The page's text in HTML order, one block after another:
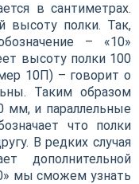
в сантиметрах.
высоту полки. Так,
– «10»
высоту полки 100
10П) – говорит о
Таким образом
и параллельные
что полки
В редких случая
дополнительной
мы сможем узнать